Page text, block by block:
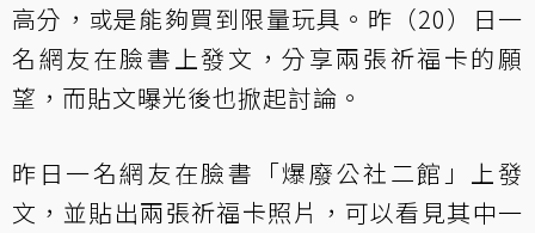
高分，或是能夠買到限量玩具。昨（20）日一
名網友在臉書上發文，分享兩張祈福卡的願
望，而貼文曝光後也掀起討論。
昨日一名網友在臉書「爆廢公社二館」上發
文 ，並貼出兩張祈福卡照片，可以看見其中一